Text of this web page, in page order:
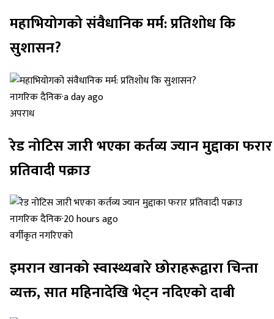
महाभियोगको संवैधानिक मर्म: प्रतिशोध कि
सुशासन?
नागरिक दैनिक·a day ago
अपराध
रेड नोटिस जारी भएका कर्तव्य ज्यान मुद्दाका फरार
प्रतिवादी पक्राउ
नागरिक दैनिक·20 hours ago
वर्गीकृत नगरिएको
इमरान खानको स्वास्थ्यबारे छोराहरूद्वारा चिन्ता
व्यक्त, सात महिनादेखि भेट्न नदिएको दाबी